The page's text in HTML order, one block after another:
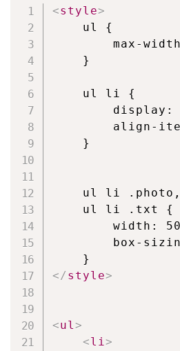
<style>
    ul {
max-
    }
    ul li {
display:
align-
    }
    ul li .photo,
    ul li .txt {
width:
box-
</ style>
<ul>
<li>